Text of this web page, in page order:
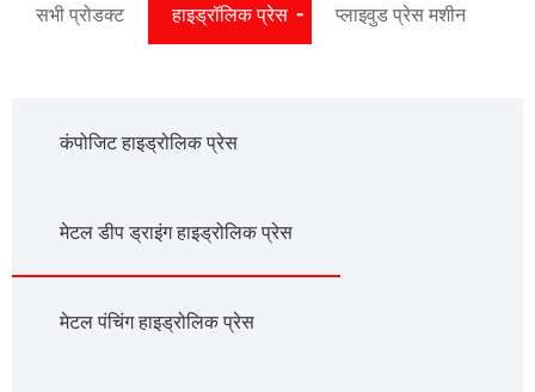
सभी प्रोडक्ट हाइड्रॉलिक प्रेस प्लाइवुड प्रेस मशीन
कंपोजिट हाइड्रोलिक प्रेस
मेटल डीप ड्राइंग हाइड्रोलिक प्रेस
मेटल पंचिंग हाइड्रोलिक प्रेस